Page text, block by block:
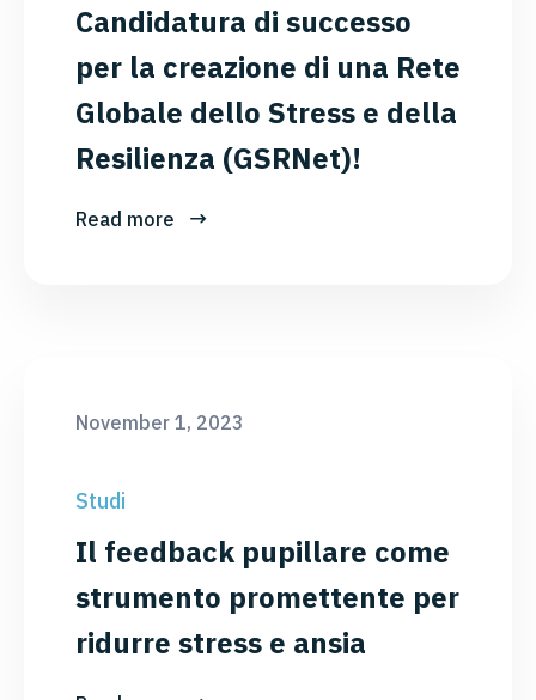
Candidatura di successo
per la creazione di una Rete
Globale dello Stress e della
Resilienza (GSRNet)!
Read more
November 1, 2023
Studi
Il feedback pupillare come
strumento promettente per
ridurre stress e ansia